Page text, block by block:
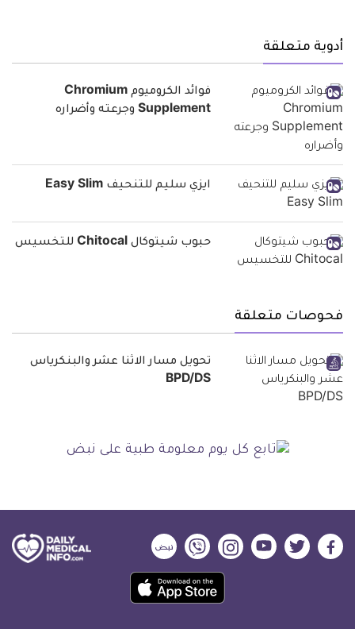
أدوية متعلقة
فوائد الكروميوم Chromium
Supplement وجرعته وأضراره
ايزي سليم للتنحيف Easy Slim
حبوب شيتوكال Chitocal للتخسيس
فحوصات متعلقة
تحويل مسار الاثنا عشر والبنكرياس
BPD/DS
ديلي
ديلي
ديلي
ميديكال
ديلي
ميديكال
انفو
ديلي
ميديكال
انفو
ديلي
ميديكال
انفو
حمل
تطبيق